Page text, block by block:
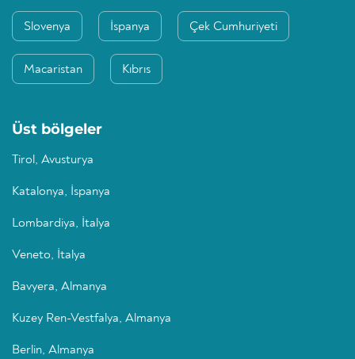
Slovenya İspanya Çek Cumhuriyeti
Macaristan Kıbrıs
Üst bölgeler
Tirol, Avusturya
Katalonya, İspanya
Lombardiya, İtalya
Veneto, İtalya
Bavyera, Almanya
Kuzey Ren-Vestfalya, Almanya
Berlin, Almanya